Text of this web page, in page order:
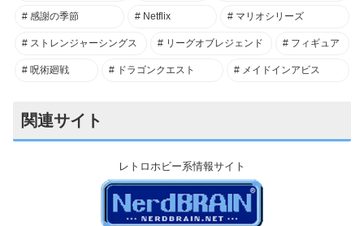
感謝の季節 Netflix マリオシリーズ
ストレンジャーシングス リーグオブレジェンド フィギュア
呪術廻戦 ドラゴンクエスト メイドインアビス
関連サイト
レトロホビー系情報サイト